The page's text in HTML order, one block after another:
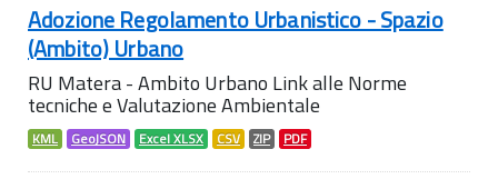
Adozione Regolamento Urbanistico - Spazio
(Ambito) Urbano
RU Matera - Ambito Urbano Link alle Norme
tecniche e Valutazione Ambientale
KML GeoJSON Excel XLSX CSV ZIP PDF